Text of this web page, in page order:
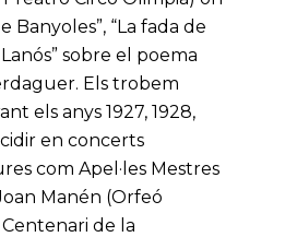
Banyoles”, “La fada de
Lanós” sobre el poema
Els trobem
els anys 1927, 1928,
en concerts
com Apel·les Mestres
Manén (Orfeó
Centenari de la